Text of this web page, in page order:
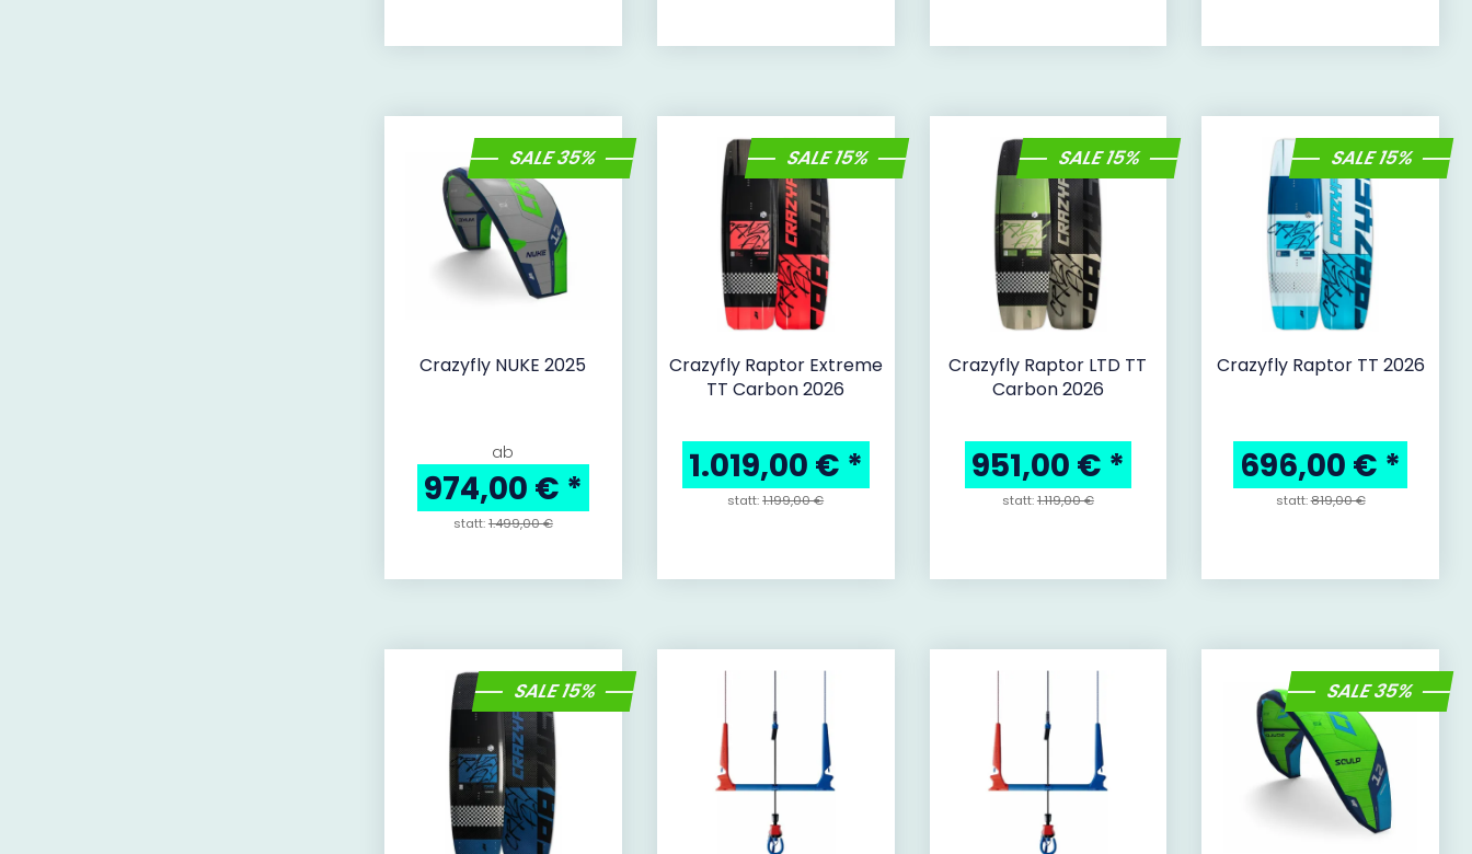
SALE 35%
Crazyfly NUKE 2025
ab
974,00 € *
statt:1.499,00 €
SALE 15%
Crazyfly Raptor Extreme
TT Carbon 2026
1.019,00 € *
statt:1.199,00 €
SALE 15%
Crazyfly Raptor LTD TT
Carbon 2026
951,00 € *
statt:1.119,00 €
SALE 15%
Crazyfly Raptor TT 2026
696,00 € *
statt:819,00 €
SALE 15% SALE 35%